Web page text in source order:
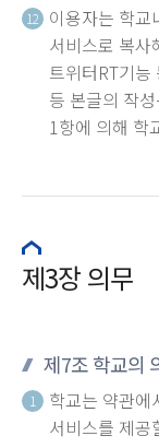
12
이용자는 학교
서비스로 복사
트위터RT기
등 본글의 작
1항에 의해 학
제3장 의무
제7조 학교의
1
학교는 약관에
서비스를 제공